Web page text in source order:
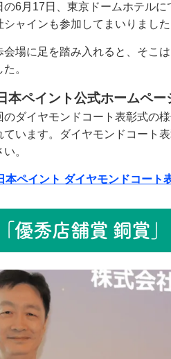
の6月17日、東京ドームホテルに
シャインも参加してまいりました
会場に足を踏み入れると、そこ
。
ペイント公式ホームペー
のダイヤモンドコート表彰式の
ています。ダイヤモンドコート
。
本ペイント ダイヤモンドコート
優秀店舗賞 銅賞